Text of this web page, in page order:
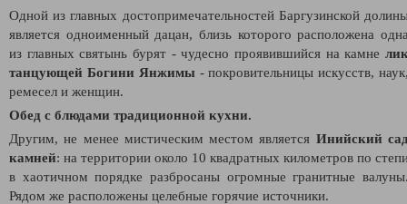
Одной из главных достопримечательностей Баргузинской
является одноименный дацан, близь которого расположена
из главных святынь бурят - чудесно проявившийся на камне
танцующей Богини Янжимы - покровительницы искусств,
ремесел и женщин.
Обед с блюдами традиционной кухни.
Другим, не менее мистическим местом является Инийский
камней: на территории около 10 квадратных километров по
в хаотичном порядке разбросаны огромные гранитные
Рядом же расположены целебные горячие источники.